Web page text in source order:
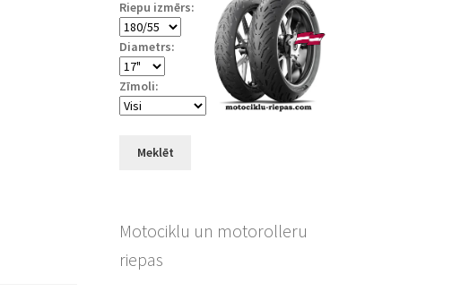
Riepu izmērs:
Diametrs:
Zīmoli:
Meklēt
Motociklu un motorolleru
riepas